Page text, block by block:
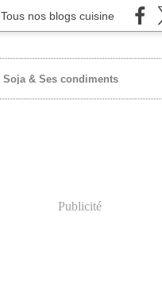
Tous nos blogs cuisine
Soja & Ses condiments
Publicité